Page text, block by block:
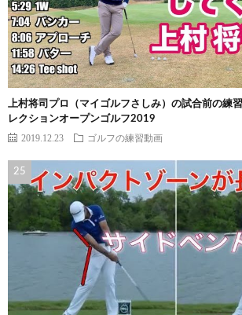
上村将司プロ（マイゴルフさしみ）の試合前の練
レクションオープンゴルフ2019
2019.12.23 ゴルフの練習動画